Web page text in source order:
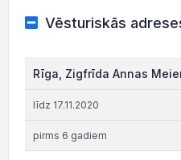
Vēsturiskās
Rīga, Zigfrīda Annas
līdz 17.11.2020
pirms 6 gadiem